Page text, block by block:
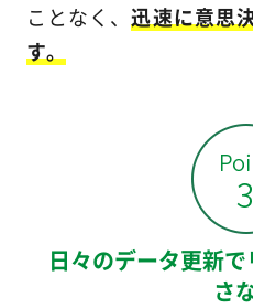
ことなく、迅速に意思
す。
日々のデータ更新
さ